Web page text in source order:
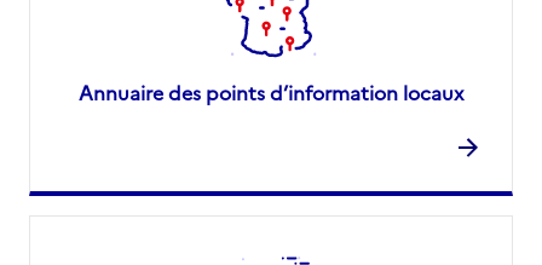
Annuaire des points d’information locaux